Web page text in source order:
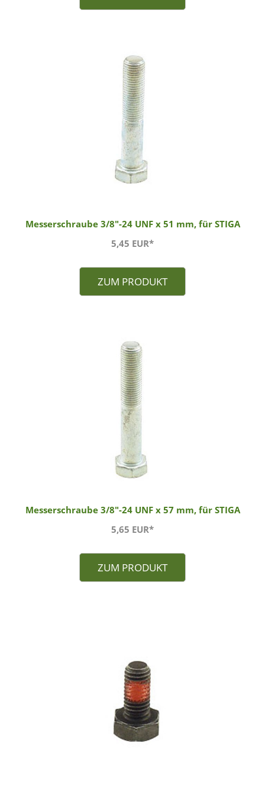
Messerschraube 3/8"-24 UNF x 51 mm, für STIGA
5,45 EUR*
ZUM PRODUKT
Messerschraube 3/8"-24 UNF x 57 mm, für STIGA
5,65 EUR*
ZUM PRODUKT